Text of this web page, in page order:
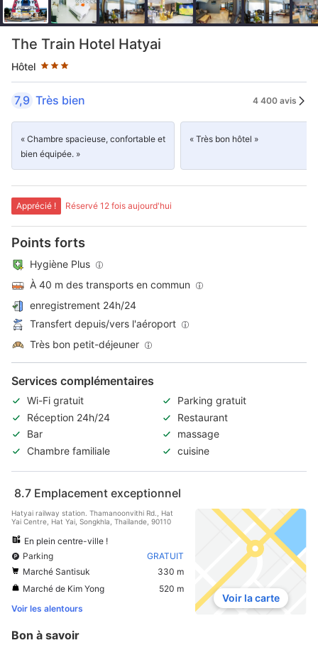
The Train Hotel Hatyai
Hôtel
3 étoiles au classement par étoile
7,9 Très bien 4 400 avis
« Chambre spacieuse, confortable et
bien équipée. »
« Très bon hôtel »
Apprécié ! Réservé 12 fois aujourd'hui
Points forts
Hygiène Plus
À 40 m des transports en commun
enregistrement 24h/24
Transfert depuis/vers l'aéroport
Très bon petit-déjeuner
Services complémentaires
Wi-Fi gratuit
Parking gratuit
Réception 24h/24
Restaurant
Bar
massage
Chambre familiale
cuisine
8.7 Emplacement exceptionnel
Hatyai railway station. Thamanoonvithi Rd., Hat
Yai Centre, Hat Yai, Songkhla, Thaïlande, 90110
En plein centre-ville !
Parking
GRATUIT
Marché Santisuk
330 m
Marché de Kim Yong
520 m
Voir les alentours
Voir la carte
Bon à savoir